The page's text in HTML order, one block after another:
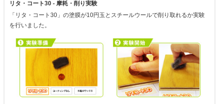
リタ・コート30 - 摩耗・削り実験
「リタ・コート30」の塗膜が10円玉とスチールウールで削り取れるか実験
を行いました。